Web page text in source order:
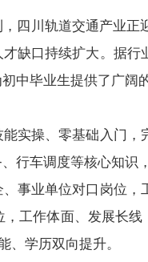
四川轨道交通产业
缺口持续扩大。据
中毕业生提供了广阔
实操、零基础入门
行车调度等核心知识
事业单位对口岗位
工作体面、发展长
、学历双向提升。